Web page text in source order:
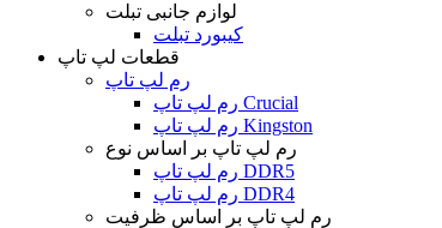
لوازم جانبی تبلت
کیبورد تبلت
قطعات لپ تاپ
رم لپ تاپ
رم لپ تاپ Crucial
رم لپ تاپ Kingston
رم لپ تاپ بر اساس نوع
رم لپ تاپ DDR5
رم لپ تاپ DDR4
رم لپ تاپ بر اساس ظرفیت